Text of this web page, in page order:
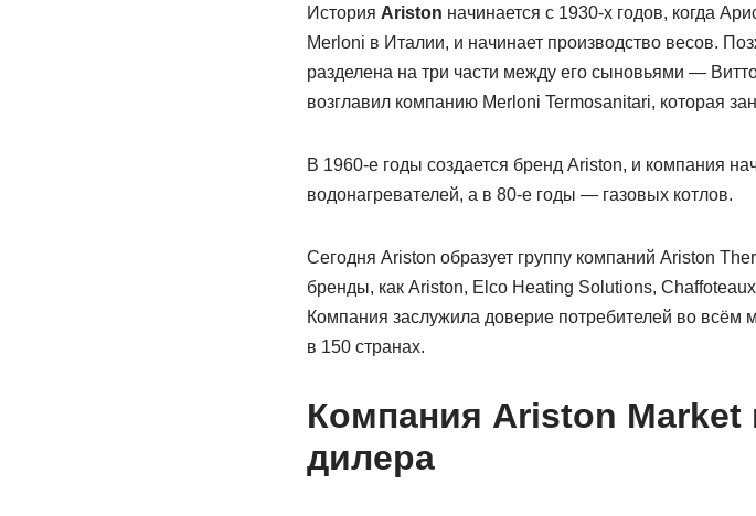
История Ariston начинается с 1930-х годов, когда
Merloni в Италии, и начинает производство весов.
разделена на три части между его сыновьями —
возглавил компанию Merloni Termosanitari, которая
В 1960-е годы создается бренд Ariston, и компания
водонагревателей, а в 80-е годы — газовых котлов.
Сегодня Ariston образует группу компаний Ariston
бренды, как Ariston, Elco Heating Solutions,
Компания заслужила доверие потребителей во
в 150 странах.
Компания Ariston Market
дилера